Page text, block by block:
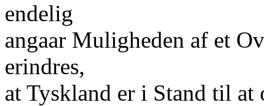
endelig
angaar Muligheden af et
erindres,
at Tyskland er i Stand til at